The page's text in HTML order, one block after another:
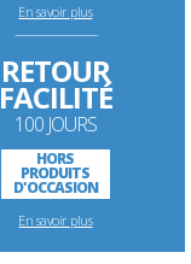
En savoir plus
--------------------------------------------------------------------
RETOUR
FACILITÉ
100 JOURS
HORS
PRODUITS
D'OCCASION
En savoir plus